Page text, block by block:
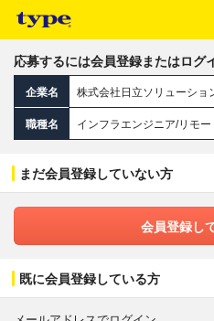
応募するには会員登録またはログ
企業名 株式会社日立ソリューショ
職種名
まだ会員登録していない方
会員登録し
既に会員登録している方